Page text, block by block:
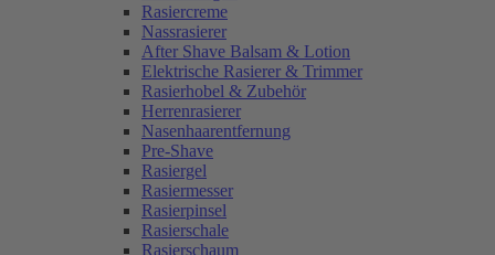
Rasiercreme
Nassrasierer
After Shave Balsam & Lotion
Elektrische Rasierer & Trimmer
Rasierhobel & Zubehör
Herrenrasierer
Nasenhaarentfernung
Pre-Shave
Rasiergel
Rasiermesser
Rasierpinsel
Rasierschale
Rasierschaum